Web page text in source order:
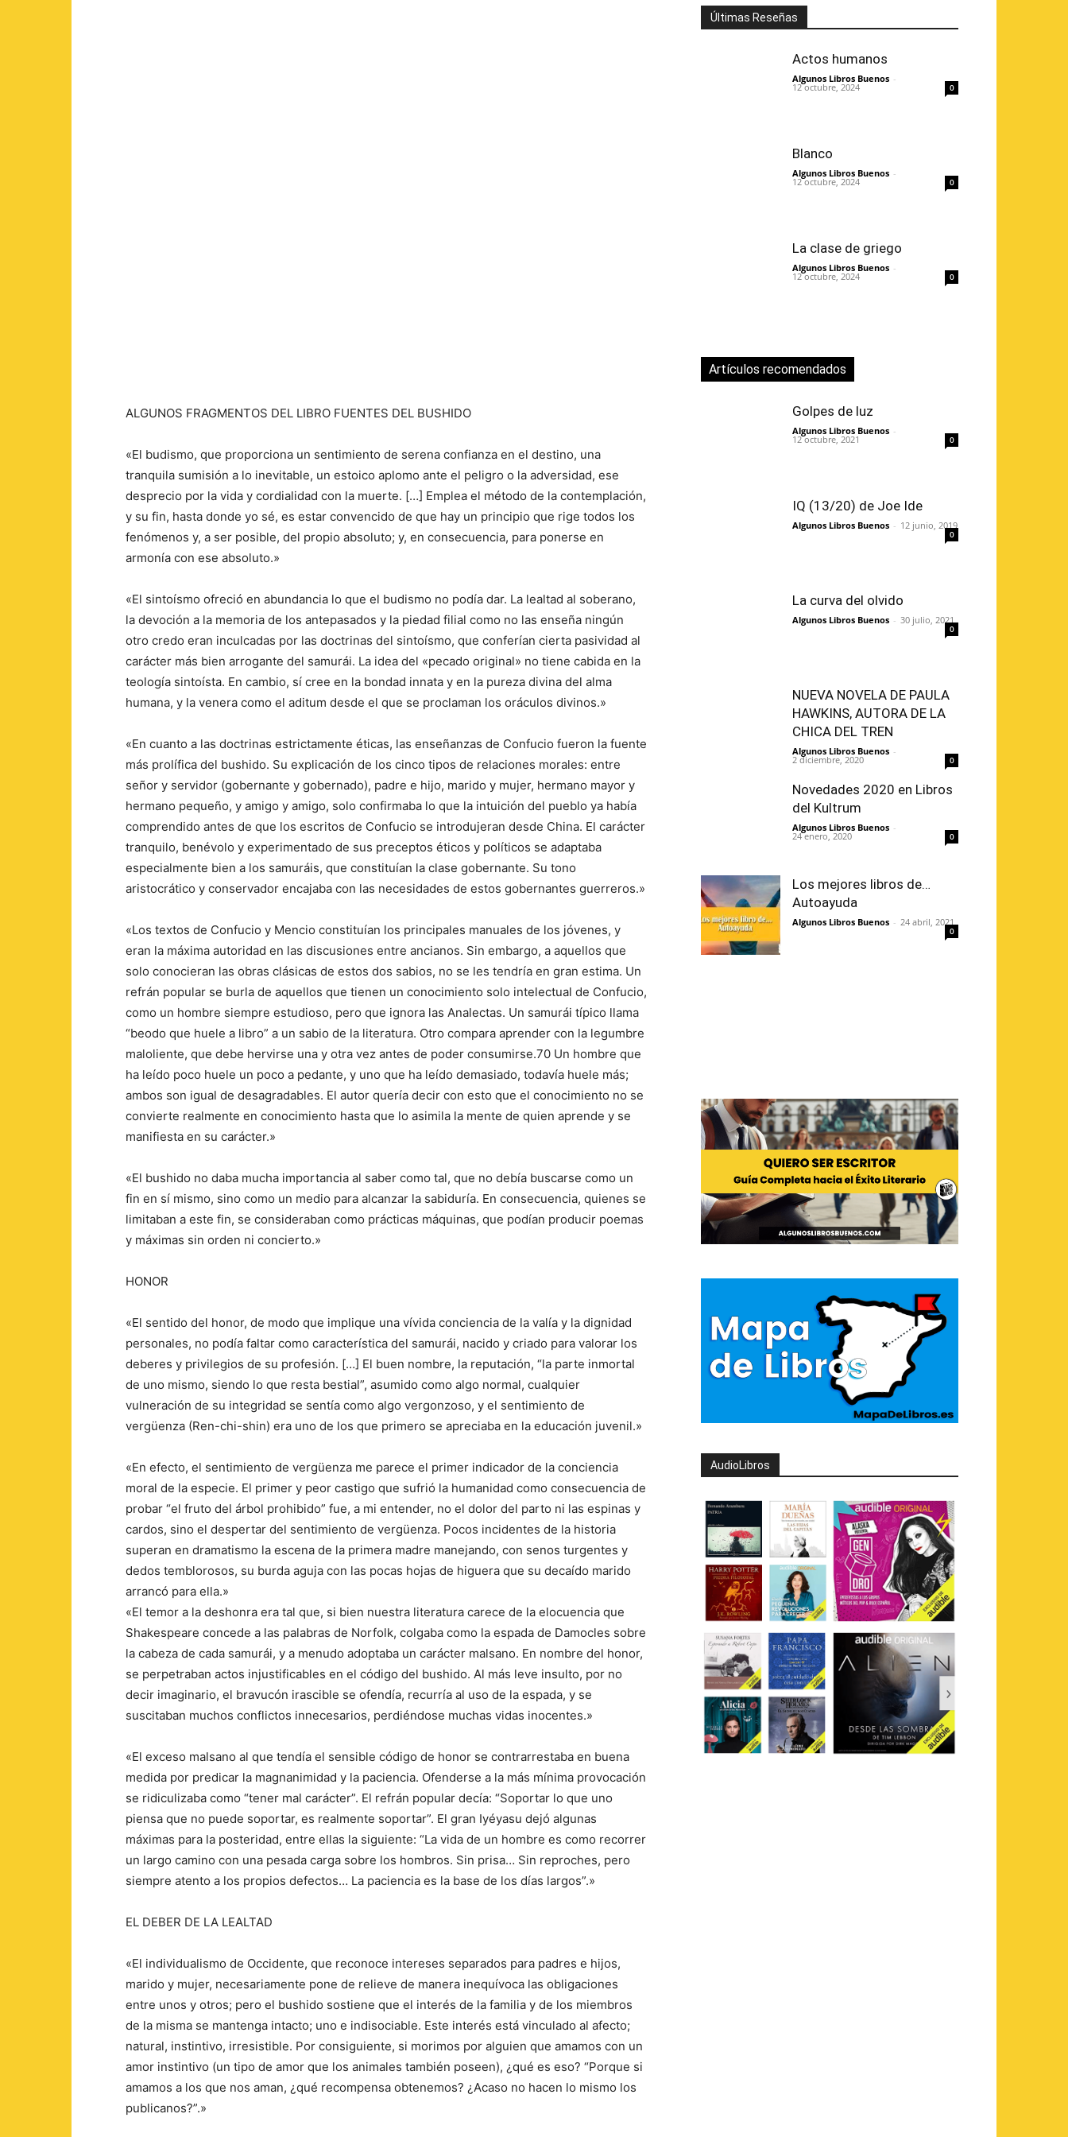
ALGUNOS FRAGMENTOS DEL LIBRO FUENTES DEL BUSHIDO
«El budismo, que proporciona un sentimiento de serena confianza en el destino, una
tranquila sumisión a lo inevitable, un estoico aplomo ante el peligro o la adversidad, ese
desprecio por la vida y cordialidad con la muerte. […] Emplea el método de la contemplación,
y su fin, hasta donde yo sé, es estar convencido de que hay un principio que rige todos los
fenómenos y, a ser posible, del propio absoluto; y, en consecuencia, para ponerse en
armonía con ese absoluto.»
«El sintoísmo ofreció en abundancia lo que el budismo no podía dar. La lealtad al soberano,
la devoción a la memoria de los antepasados y la piedad filial como no las enseña ningún
otro credo eran inculcadas por las doctrinas del sintoísmo, que conferían cierta pasividad al
carácter más bien arrogante del samurái. La idea del «pecado original» no tiene cabida en la
teología sintoísta. En cambio, sí cree en la bondad innata y en la pureza divina del alma
humana, y la venera como el aditum desde el que se proclaman los oráculos divinos.»
«En cuanto a las doctrinas estrictamente éticas, las enseñanzas de Confucio fueron la fuente
más prolífica del bushido. Su explicación de los cinco tipos de relaciones morales: entre
señor y servidor (gobernante y gobernado), padre e hijo, marido y mujer, hermano mayor y
hermano pequeño, y amigo y amigo, solo confirmaba lo que la intuición del pueblo ya había
comprendido antes de que los escritos de Confucio se introdujeran desde China. El carácter
tranquilo, benévolo y experimentado de sus preceptos éticos y políticos se adaptaba
especialmente bien a los samuráis, que constituían la clase gobernante. Su tono
aristocrático y conservador encajaba con las necesidades de estos gobernantes guerreros.»
«Los textos de Confucio y Mencio constituían los principales manuales de los jóvenes, y
eran la máxima autoridad en las discusiones entre ancianos. Sin embargo, a aquellos que
solo conocieran las obras clásicas de estos dos sabios, no se les tendría en gran estima. Un
refrán popular se burla de aquellos que tienen un conocimiento solo intelectual de Confucio,
como un hombre siempre estudioso, pero que ignora las Analectas. Un samurái típico llama
“beodo que huele a libro” a un sabio de la literatura. Otro compara aprender con la legumbre
maloliente, que debe hervirse una y otra vez antes de poder consumirse.70 Un hombre que
ha leído poco huele un poco a pedante, y uno que ha leído demasiado, todavía huele más;
ambos son igual de desagradables. El autor quería decir con esto que el conocimiento no se
convierte realmente en conocimiento hasta que lo asimila la mente de quien aprende y se
manifiesta en su carácter.»
«El bushido no daba mucha importancia al saber como tal, que no debía buscarse como un
fin en sí mismo, sino como un medio para alcanzar la sabiduría. En consecuencia, quienes se
limitaban a este fin, se consideraban como prácticas máquinas, que podían producir poemas
y máximas sin orden ni concierto.»
HONOR
«El sentido del honor, de modo que implique una vívida conciencia de la valía y la dignidad
personales, no podía faltar como característica del samurái, nacido y criado para valorar los
deberes y privilegios de su profesión. […] El buen nombre, la reputación, “la parte inmortal
de uno mismo, siendo lo que resta bestial”, asumido como algo normal, cualquier
vulneración de su integridad se sentía como algo vergonzoso, y el sentimiento de
vergüenza (Ren-chi-shin) era uno de los que primero se apreciaba en la educación juvenil.»
«En efecto, el sentimiento de vergüenza me parece el primer indicador de la conciencia
moral de la especie. El primer y peor castigo que sufrió la humanidad como consecuencia de
probar “el fruto del árbol prohibido” fue, a mi entender, no el dolor del parto ni las espinas y
cardos, sino el despertar del sentimiento de vergüenza. Pocos incidentes de la historia
superan en dramatismo la escena de la primera madre manejando, con senos turgentes y
dedos temblorosos, su burda aguja con las pocas hojas de higuera que su decaído marido
arrancó para ella.»
«El temor a la deshonra era tal que, si bien nuestra literatura carece de la elocuencia que
Shakespeare concede a las palabras de Norfolk, colgaba como la espada de Damocles sobre
la cabeza de cada samurái, y a menudo adoptaba un carácter malsano. En nombre del honor,
se perpetraban actos injustificables en el código del bushido. Al más leve insulto, por no
decir imaginario, el bravucón irascible se ofendía, recurría al uso de la espada, y se
suscitaban muchos conflictos innecesarios, perdiéndose muchas vidas inocentes.»
«El exceso malsano al que tendía el sensible código de honor se contrarrestaba en buena
medida por predicar la magnanimidad y la paciencia. Ofenderse a la más mínima provocación
se ridiculizaba como “tener mal carácter”. El refrán popular decía: “Soportar lo que uno
piensa que no puede soportar, es realmente soportar”. El gran Iyéyasu dejó algunas
máximas para la posteridad, entre ellas la siguiente: “La vida de un hombre es como recorrer
un largo camino con una pesada carga sobre los hombros. Sin prisa… Sin reproches, pero
siempre atento a los propios defectos… La paciencia es la base de los días largos”.»
EL DEBER DE LA LEALTAD
«El individualismo de Occidente, que reconoce intereses separados para padres e hijos,
marido y mujer, necesariamente pone de relieve de manera inequívoca las obligaciones
entre unos y otros; pero el bushido sostiene que el interés de la familia y de los miembros
de la misma se mantenga intacto; uno e indisociable. Este interés está vinculado al afecto;
natural, instintivo, irresistible. Por consiguiente, si morimos por alguien que amamos con un
amor instintivo (un tipo de amor que los animales también poseen), ¿qué es eso? “Porque si
amamos a los que nos aman, ¿qué recompensa obtenemos? ¿Acaso no hacen lo mismo los
publicanos?”.»
Últimas Reseñas
Actos humanos
Algunos Libros Buenos -
12 octubre, 2024 0
Blanco
Algunos Libros Buenos -
12 octubre, 2024 0
La clase de griego
Algunos Libros Buenos -
12 octubre, 2024 0
Artículos recomendados
Golpes de luz
Algunos Libros Buenos -
12 octubre, 2021 0
IQ (13/20) de Joe Ide
Algunos Libros Buenos - 12 junio, 2019
0
La curva del olvido
Algunos Libros Buenos - 30 julio, 2021
0
NUEVA NOVELA DE PAULA
HAWKINS, AUTORA DE LA
CHICA DEL TREN
Algunos Libros Buenos -
2 diciembre, 2020 0
Novedades 2020 en Libros
del Kultrum
Algunos Libros Buenos -
24 enero, 2020 0
Los mejores libros de…
Autoayuda
Algunos Libros Buenos - 24 abril, 2021
0
AudioLibros